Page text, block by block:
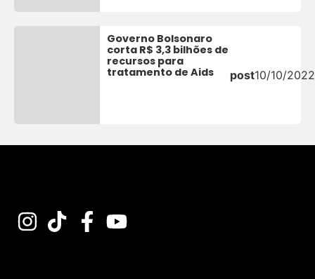
Governo Bolsonaro
corta R$ 3,3 bilhões de
recursos para
tratamento de Aids
post10/10/2022